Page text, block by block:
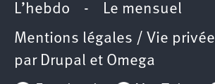
L’hebdo - Le mensuel
Mentions légales / Vie privée
par Drupal et Omega